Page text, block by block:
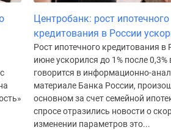
Центробанк: рост ипотечного
кредитования в России
Рост ипотечного кредитования в
июне ускорился до 1% после
говорится в информационно-
материале Банка России,
основном за счет семейной
спросе отразились новости о
изменении параметров это...